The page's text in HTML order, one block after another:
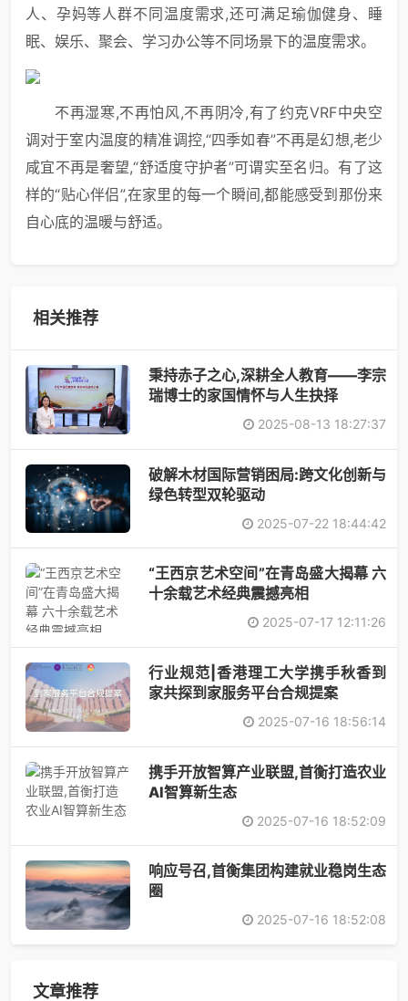
人、孕妈等人群不同温度需求,还可满足瑜伽健身、睡
眠、娱乐、聚会、学习办公等不同场景下的温度需求。
不再湿寒,不再怕风,不再阴冷,有了约克VRF中央空
调对于室内温度的精准调控,“四季如春”不再是幻想,老少
咸宜不再是奢望,“舒适度守护者”可谓实至名归。有了这
样的“贴心伴侣”,在家里的每一个瞬间,都能感受到那份来
自心底的温暖与舒适。
相关推荐
秉持赤子之心,深耕全人教育——李宗
瑞博士的家国情怀与人生抉择
2025-08-13 18:27:37
破解木材国际营销困局:跨文化创新与
绿色转型双轮驱动
2025-07-22 18:44:42
“王西京艺术空间”在青岛盛大揭幕 六
十余载艺术经典震撼亮相
2025-07-17 12:11:26
行业规范|香港理工大学携手秋香到
家共探到家服务平台合规提案
2025-07-16 18:56:14
携手开放智算产业联盟,首衡打造农业
AI智算新生态
2025-07-16 18:52:09
响应号召,首衡集团构建就业稳岗生态
圈
2025-07-16 18:52:08
文章推荐